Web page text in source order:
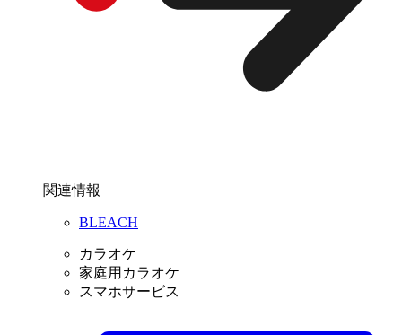
関連情報
BLEACH
カラオケ
家庭用カラオケ
スマホサービス